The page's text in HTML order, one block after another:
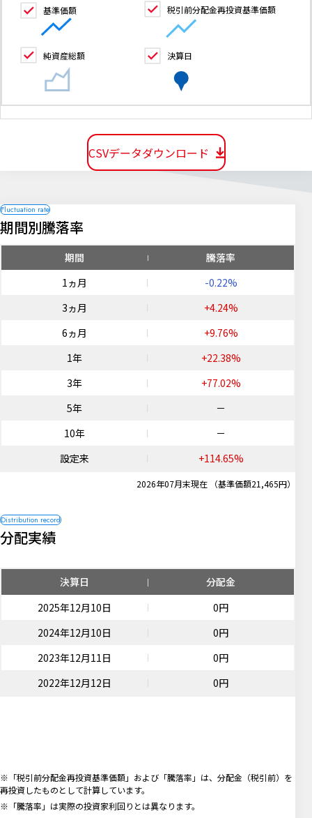
基準価額 税引前分配金再投資基準価額
純資産総額 決算日
CSVデータダウンロード
期間別騰落率
期間
騰落率
1ヵ月
-0.22%
3ヵ月
+4.24%
6ヵ月
+9.76%
1年
+22.38%
3年
+77.02%
5年
－
10年
－
設定来
+114.65%
2026年07月末現在 （基準価額21,465円）
分配実績
決算日
分配金
2025年12月10日
0円
2024年12月10日
0円
2023年12月11日
0円
2022年12月12日
0円
※「税引前分配金再投資基準価額」および「騰落率」は、分配金（税引前）を
再投資したものとして計算しています。
※「騰落率」は実際の投資家利回りとは異なります。